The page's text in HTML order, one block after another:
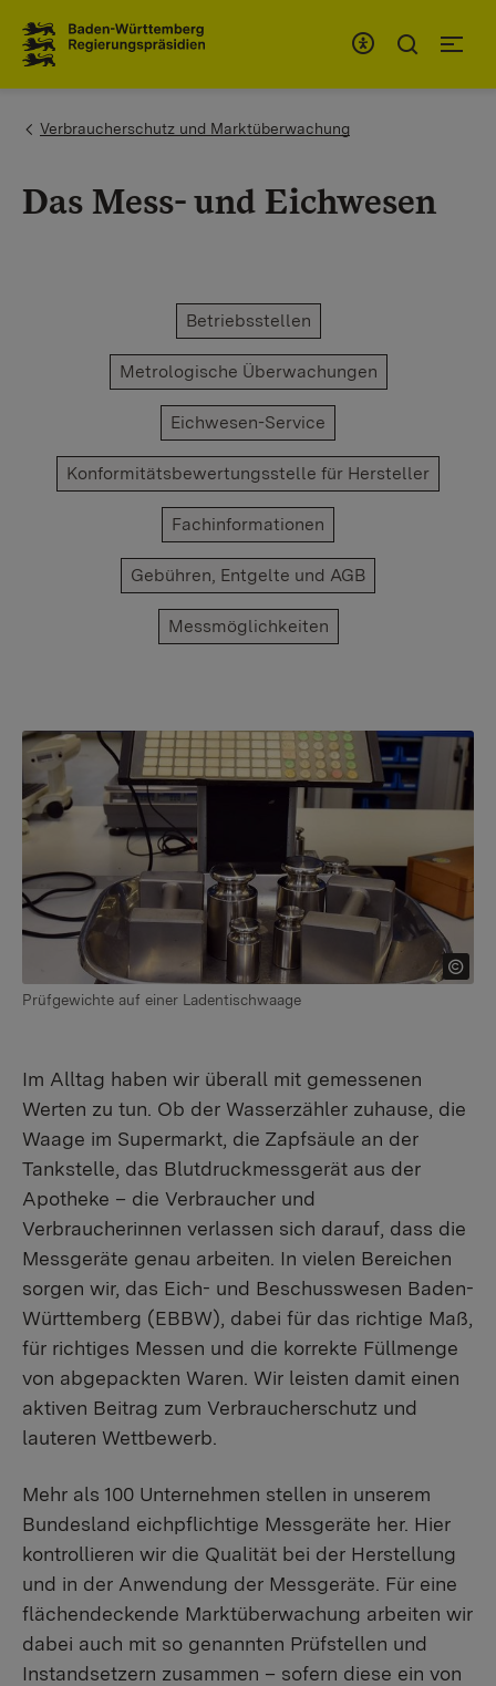
You are here:
Verbraucherschutz und Marktüberwachung
Das Mess- und Eichwesen
Betriebsstellen
Metrologische Überwachungen
Eichwesen-Service
Konformitätsbewertungsstelle für Hersteller
Fachinformationen
Gebühren, Entgelte und AGB
Messmöglichkeiten
Prüfgewichte auf einer Ladentischwaage
Im Alltag haben wir überall mit gemessenen
Werten zu tun. Ob der Wasserzähler zuhause, die
Waage im Supermarkt, die Zapfsäule an der
Tankstelle, das Blutdruckmessgerät aus der
Apotheke – die Verbraucher und
Verbraucherinnen verlassen sich darauf, dass die
Messgeräte genau arbeiten. In vielen Bereichen
sorgen wir, das Eich- und Beschusswesen Baden-
Württemberg (EBBW), dabei für das richtige Maß,
für richtiges Messen und die korrekte Füllmenge
von abgepackten Waren. Wir leisten damit einen
aktiven Beitrag zum Verbraucherschutz und
lauteren Wettbewerb.
Mehr als 100 Unternehmen stellen in unserem
Bundesland eichpflichtige Messgeräte her. Hier
kontrollieren wir die Qualität bei der Herstellung
und in der Anwendung der Messgeräte. Für eine
flächendeckende Marktüberwachung arbeiten wir
dabei auch mit so genannten Prüfstellen und
Instandsetzern zusammen – sofern diese ein von